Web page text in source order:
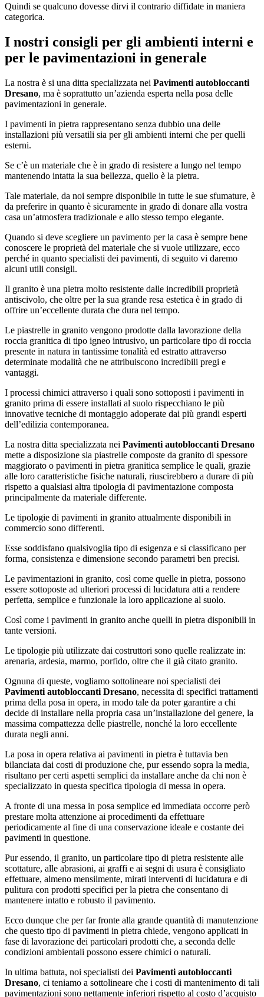
Quindi se qualcuno dovesse dirvi il contrario diffidate in maniera
categorica.
I nostri consigli per gli ambienti interni e
per le pavimentazioni in generale
La nostra è si una ditta specializzata nei Pavimenti autobloccanti
Dresano, ma è soprattutto un’azienda esperta nella posa delle
pavimentazioni in generale.
I pavimenti in pietra rappresentano senza dubbio una delle
installazioni più versatili sia per gli ambienti interni che per quelli
esterni.
Se c’è un materiale che è in grado di resistere a lungo nel tempo
mantenendo intatta la sua bellezza, quello è la pietra.
Tale materiale, da noi sempre disponibile in tutte le sue sfumature, è
da preferire in quanto è sicuramente in grado di donare alla vostra
casa un’atmosfera tradizionale e allo stesso tempo elegante.
Quando si deve scegliere un pavimento per la casa è sempre bene
conoscere le proprietà del materiale che si vuole utilizzare, ecco
perché in quanto specialisti dei pavimenti, di seguito vi daremo
alcuni utili consigli.
Il granito è una pietra molto resistente dalle incredibili proprietà
antiscivolo, che oltre per la sua grande resa estetica è in grado di
offrire un’eccellente durata che dura nel tempo.
Le piastrelle in granito vengono prodotte dalla lavorazione della
roccia granitica di tipo igneo intrusivo, un particolare tipo di roccia
presente in natura in tantissime tonalità ed estratto attraverso
determinate modalità che ne attribuiscono incredibili pregi e
vantaggi.
I processi chimici attraverso i quali sono sottoposti i pavimenti in
granito prima di essere installati al suolo rispecchiano le più
innovative tecniche di montaggio adoperate dai più grandi esperti
dell’edilizia contemporanea.
La nostra ditta specializzata nei Pavimenti autobloccanti Dresano
mette a disposizione sia piastrelle composte da granito di spessore
maggiorato o pavimenti in pietra granitica semplice le quali, grazie
alle loro caratteristiche fisiche naturali, riuscirebbero a durare di più
rispetto a qualsiasi altra tipologia di pavimentazione composta
principalmente da materiale differente.
Le tipologie di pavimenti in granito attualmente disponibili in
commercio sono differenti.
Esse soddisfano qualsivoglia tipo di esigenza e si classificano per
forma, consistenza e dimensione secondo parametri ben precisi.
Le pavimentazioni in granito, così come quelle in pietra, possono
essere sottoposte ad ulteriori processi di lucidatura atti a rendere
perfetta, semplice e funzionale la loro applicazione al suolo.
Così come i pavimenti in granito anche quelli in pietra disponibili in
tante versioni.
Le tipologie più utilizzate dai costruttori sono quelle realizzate in:
arenaria, ardesia, marmo, porfido, oltre che il già citato granito.
Ognuna di queste, vogliamo sottolineare noi specialisti dei
Pavimenti autobloccanti Dresano, necessita di specifici trattamenti
prima della posa in opera, in modo tale da poter garantire a chi
decide di installare nella propria casa un’installazione del genere, la
massima compattezza delle piastrelle, nonché la loro eccellente
durata negli anni.
La posa in opera relativa ai pavimenti in pietra è tuttavia ben
bilanciata dai costi di produzione che, pur essendo sopra la media,
risultano per certi aspetti semplici da installare anche da chi non è
specializzato in questa specifica tipologia di messa in opera.
A fronte di una messa in posa semplice ed immediata occorre però
prestare molta attenzione ai procedimenti da effettuare
periodicamente al fine di una conservazione ideale e costante dei
pavimenti in questione.
Pur essendo, il granito, un particolare tipo di pietra resistente alle
scottature, alle abrasioni, ai graffi e ai segni di usura è consigliato
effettuare, almeno mensilmente, mirati interventi di lucidatura e di
pulitura con prodotti specifici per la pietra che consentano di
mantenere intatto e robusto il pavimento.
Ecco dunque che per far fronte alla grande quantità di manutenzione
che questo tipo di pavimenti in pietra chiede, vengono applicati in
fase di lavorazione dei particolari prodotti che, a seconda delle
condizioni ambientali possono essere chimici o naturali.
In ultima battuta, noi specialisti dei Pavimenti autobloccanti
Dresano, ci teniamo a sottolineare che i costi di mantenimento di tali
pavimentazioni sono nettamente inferiori rispetto al costo d’acquisto